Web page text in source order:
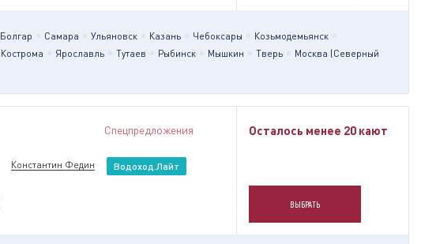
Болгар Самара Ульяновск Казань Чебоксары
Козьмодемьянск
Кострома Ярославль Тутаев Рыбинск Мышкин Тверь
Москва (Северный
Спецпредложения
Константин Федин Водоход.Лайт
Осталось менее 20 кают
ВЫБРАТЬ